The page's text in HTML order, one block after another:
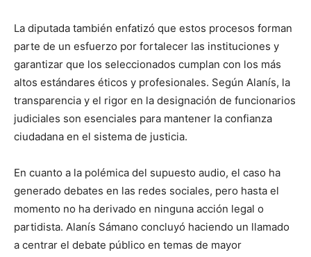
La diputada también enfatizó que estos procesos forman
parte de un esfuerzo por fortalecer las instituciones y
garantizar que los seleccionados cumplan con los más
altos estándares éticos y profesionales. Según Alanís, la
transparencia y el rigor en la designación de funcionarios
judiciales son esenciales para mantener la confianza
ciudadana en el sistema de justicia.
En cuanto a la polémica del supuesto audio, el caso ha
generado debates en las redes sociales, pero hasta el
momento no ha derivado en ninguna acción legal o
partidista. Alanís Sámano concluyó haciendo un llamado
a centrar el debate público en temas de mayor